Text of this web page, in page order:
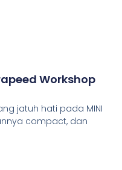
Workshop
jatuh hati pada MINI
compact, dan